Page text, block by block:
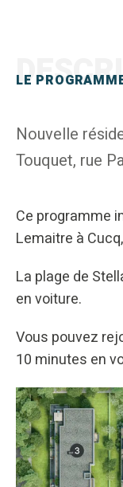
LE
Nouvelle
Touquet, rue
Ce programme
Lemaitre à
La plage de
en voiture.
Vous pouvez
10 minutes en